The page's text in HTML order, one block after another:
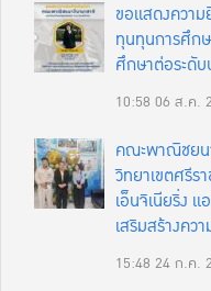
ขอแสดงควา
ทุนทุนการศึก
ศึกษาต่อระดั
10:58 06 ส.ค.
คณะพาณิชยน
วิทยาเขตศรีร
เอ็นจิเนียริ่ง
เสริมสร้างค
15:48 24 ก.ค.